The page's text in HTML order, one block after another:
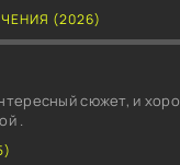
(2026)
сюжет, и
.